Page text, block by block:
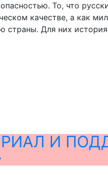
То, что
качестве, а как
Для них история
И